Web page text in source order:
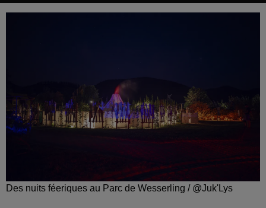
Des nuits féeriques au Parc de Wesserling / @Juk'Lys